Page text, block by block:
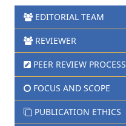
EDITORIAL TEAM
REVIEWER
PEER REVIEW PROCESS
FOCUS AND SCOPE
PUBLICATION ETHICS